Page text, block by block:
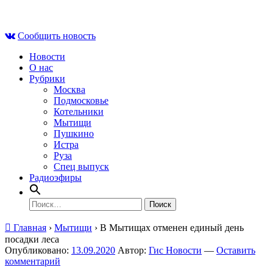
contentСообщить новость
Новости
О нас
Рубрики
Москва
Подмосковье
Котельники
Мытищи
Пушкино
Истра
Руза
Спец выпуск
Радиоэфиры
Найти:
Главная › Мытищи › В Мытищах отменен единый день
посадки леса
Опубликовано: 13.09.2020 Автор: Гис Новости — Оставить
комментарий